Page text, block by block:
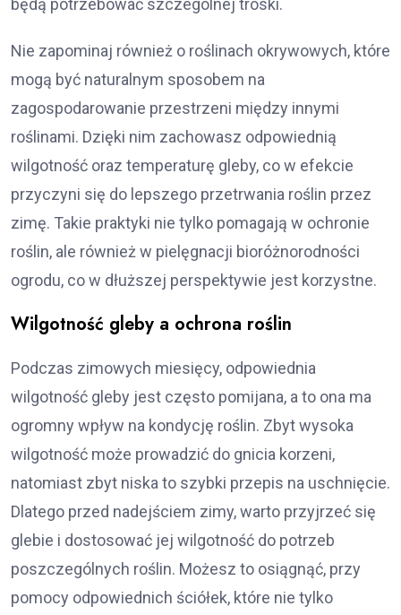
będą potrzebować szczególnej troski.
Nie zapominaj również o roślinach okrywowych, które
mogą być naturalnym sposobem na
zagospodarowanie przestrzeni między innymi
roślinami. Dzięki nim zachowasz odpowiednią
wilgotność oraz temperaturę gleby, co w efekcie
przyczyni się do lepszego przetrwania roślin przez
zimę. Takie praktyki nie tylko pomagają w ochronie
roślin, ale również w pielęgnacji bioróżnorodności
ogrodu, co w dłuższej perspektywie jest korzystne.
Wilgotność gleby a ochrona roślin
Podczas zimowych miesięcy, odpowiednia
wilgotność gleby jest często pomijana, a to ona ma
ogromny wpływ na kondycję roślin. Zbyt wysoka
wilgotność może prowadzić do gnicia korzeni,
natomiast zbyt niska to szybki przepis na uschnięcie.
Dlatego przed nadejściem zimy, warto przyjrzeć się
glebie i dostosować jej wilgotność do potrzeb
poszczególnych roślin. Możesz to osiągnąć, przy
pomocy odpowiednich ściółek, które nie tylko